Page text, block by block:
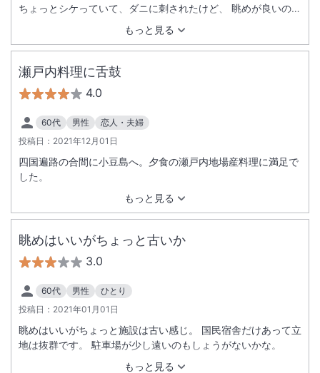
もっと見る
ちょっとシケっていて、ダニに刺されたけど、 眺めが良いので
総合的にはよかったです。
瀬戸内料理に舌鼓
4.0
60代 男性
恋人・夫婦
投稿日： 2021年12月01日
もっと見る
四国遍路の合間に小豆島へ。夕食の瀬戸内地場産料理に満足で
した。
眺めはいいがちょっと古いか
3.0
60代 男性
ひとり
投稿日： 2021年01月01日
もっと見る
眺めはいいがちょっと施設は古い感じ。 国民宿舎だけあって立
地は抜群です。 駐車場が少し遠いのもしょうがないかな。